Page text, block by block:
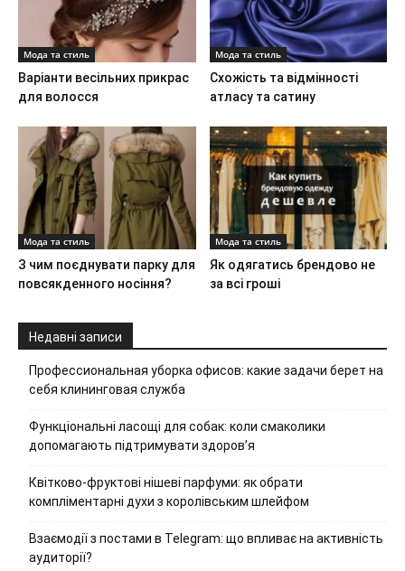
Мода та стиль
Варіанти весільних прикрас
для волосся
Мода та стиль
Схожість та відмінності
атласу та сатину
Мода та стиль
З чим поєднувати парку для
повсякденного носіння?
Мода та стиль
Як одягатись брендово не
за всі гроші
Недавні записи
Профессиональная уборка офисов: какие задачи берет на
себя клининговая служба
Функціональні ласощі для собак: коли смаколики
допомагають підтримувати здоров’я
Квітково-фруктові нішеві парфуми: як обрати
компліментарні духи з королівським шлейфом
Взаємодії з постами в Telegram: що впливає на активність
аудиторії?